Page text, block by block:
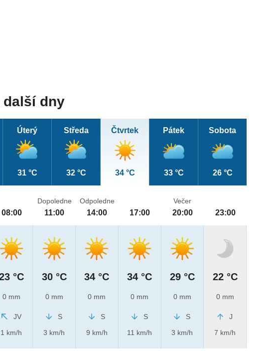
další dny
Úterý
31 °C
Středa
32 °C
Čtvrtek
34 °C
Pátek
33 °C
Sobota
26 °C
08:00
°C
0 mm
JV
1 km/h
Dopoledne
11:00
30 °C
0 mm
S
3 km/h
Odpoledne
14:00
34 °C
0 mm
S
9 km/h
17:00
34 °C
0 mm
S
11 km/h
Večer
20:00
29 °C
0 mm
S
3 km/h
23:00
22 °C
0 mm
J
7 km/h